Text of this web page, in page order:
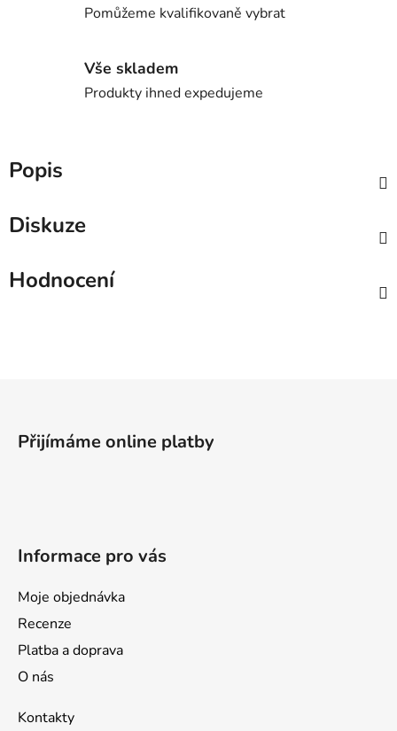
Pomůžeme kvalifikovaně vybrat
Vše skladem
Produkty ihned expedujeme
Popis
Diskuze
Hodnocení
Přijímáme online platby
Informace pro vás
Moje objednávka
Recenze
Platba a doprava
O nás
Kontakty